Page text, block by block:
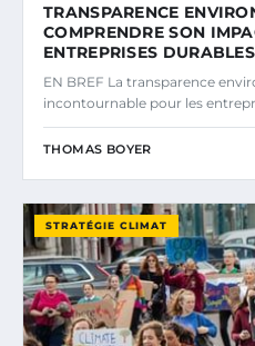
TRANSPARENCE
COMPRENDRE SON
ENTREPRISES DURABLES
EN BREF La transparence
incontournable pour les
THOMAS BOYER
STRATÉGIE CLIMAT